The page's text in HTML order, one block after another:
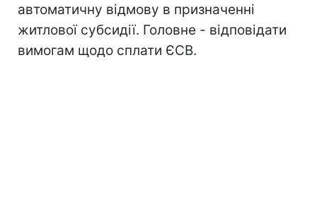
автоматичну відмову в призначенні
житлової субсидії. Головне - відповідати
вимогам щодо сплати ЄСВ.